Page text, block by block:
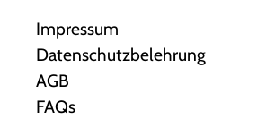
Impressum
Datenschutzbelehrung
AGB
FAQs